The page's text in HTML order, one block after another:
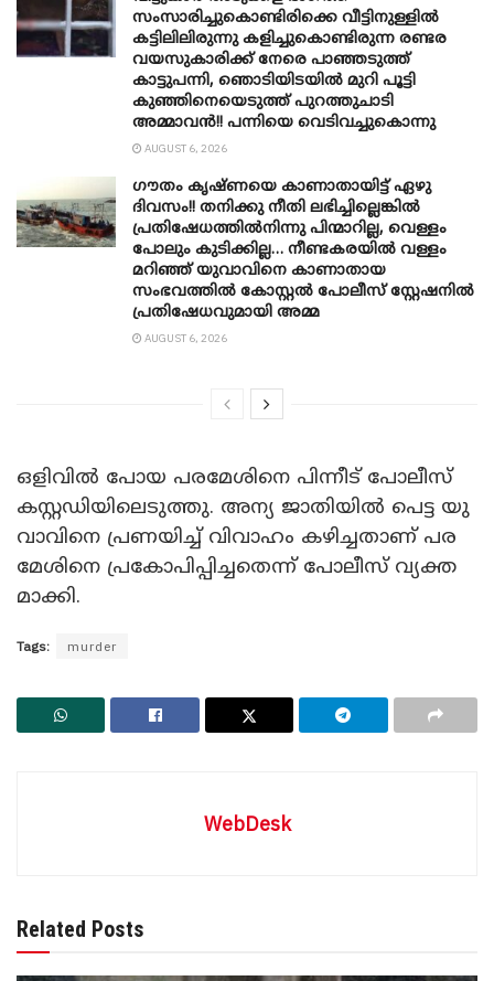
സംസാരിച്ചുകൊണ്ടിരിക്കെ വീട്ടിനുള്ളിൽ
കട്ടിലിലിരുന്നു കളിച്ചുകൊണ്ടിരുന്ന രണ്ടര
വയസുകാരിക്ക് നേരെ പാഞ്ഞടുത്ത്
കാട്ടുപന്നി, ‍ഞൊടിയി‌ടയിൽ മുറി പൂട്ടി
കുഞ്ഞിനെയെടുത്ത് പുറത്തുചാടി
അമ്മാവൻ!! പന്നിയെ വെടിവച്ചുകൊന്നു
AUGUST 6, 2026
ഗൗതം കൃഷ്ണയെ കാണാതായിട്ട് ഏഴു
ദിവസം!! തനിക്കു നീതി ലഭിച്ചില്ലെങ്കിൽ
പ്രതിഷേധത്തിൽനിന്നു പിന്മാറില്ല, വെള്ളം
പോലും കുടിക്കില്ല… നീണ്ടകരയിൽ വള്ളം
മറിഞ്ഞ് യുവാവിനെ കാണാതായ
സംഭവത്തിൽ കോസ്റ്റൽ പോലീസ് സ്റ്റേഷനിൽ
പ്രതിഷേധവുമായി അമ്മ
AUGUST 6, 2026
ഒ​ളി​വി​ൽ പോ​യ പ​ര​മേ​ശി​നെ പി​ന്നീ​ട് പോ​ലീ​സ്
ക​സ്റ്റ​ഡി​യി​ലെ​ടു​ത്തു. അ​ന്യ ജാ​തി​യി​ൽ പെ​ട്ട യു​
വാ​വി​നെ പ്ര​ണ​യി​ച്ച് വി​വാ​ഹം ക​ഴി​ച്ച​താ​ണ് പ​ര​
മേ​ശി​നെ പ്ര​കോ​പി​പ്പി​ച്ച​തെ​ന്ന് പോ​ലീ​സ് വ്യ​ക്ത​
മാ​ക്കി.
Tags: murder
WebDesk
Related Posts